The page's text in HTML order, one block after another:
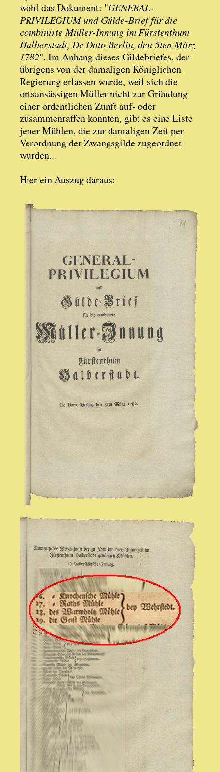
wohl das Dokument: "GENERAL-
PRIVILEGIUM und Gülde-Brief für die
combinirte Müller-Innung im Fürstenthum
Halberstadt, De Dato Berlin, den 5ten März
1782". Im Anhang dieses Gildebriefes, der
übrigens von der damaligen Königlichen
Regierung erlassen wurde, weil sich die
ortsansässigen Müller nicht zur Gründung
einer ordentlichen Zunft auf- oder
zusammenraffen konnten, gibt es eine Liste
jener Mühlen, die zur damaligen Zeit per
Verordnung der Zwangsgilde zugeordnet
wurden...
Hier ein Auszug daraus: